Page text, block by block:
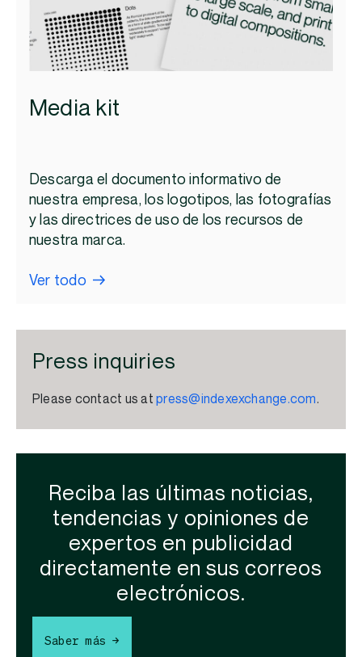
Media kit
Descarga el documento informativo de
nuestra empresa, los logotipos, las fotografías
y las directrices de uso de los recursos de
nuestra marca.
Ver todo
Press inquiries
Please contact us atpress@indexexchange.com.
Reciba las últimas noticias,
tendencias y opiniones de
expertos en publicidad
directamente en sus correos
electrónicos.
Saber más →